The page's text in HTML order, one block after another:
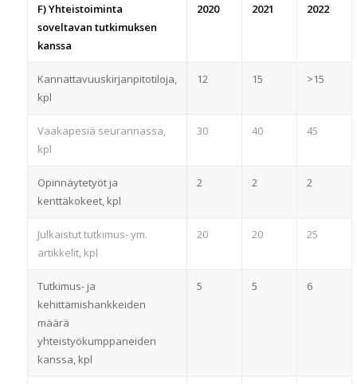
F) Yhteistoiminta
soveltavan tutkimuksen
kanssa
2020 2021 2022
Kannattavuuskirjanpitotiloja,
kpl
12 15 >15
Vaakapesiä seurannassa,
kpl
30 40 45
Opinnäytetyöt ja
kenttäkokeet, kpl
2 2 2
Julkaistut tutkimus- ym.
artikkelit, kpl
20 20 25
Tutkimus- ja
kehittämishankkeiden
määrä
yhteistyökumppaneiden
kanssa, kpl
5 5 6